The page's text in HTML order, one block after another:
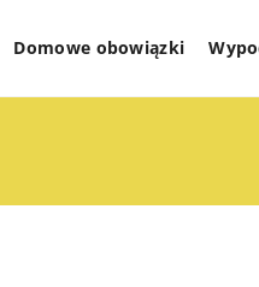
Domowe obowiązki